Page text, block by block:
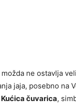
ne ostavlja
jaja, posebno na
Kućica čuvarica,